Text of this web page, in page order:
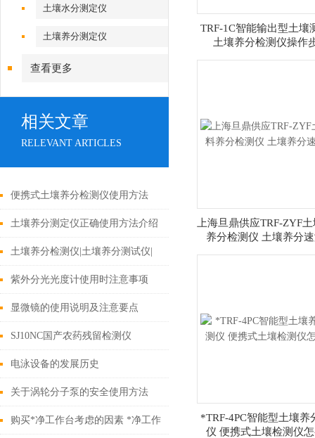
土壤水分测定仪
土壤养分测定仪
查看更多
相关文章
RELEVANT ARTICLES
便携式土壤养分检测仪使用方法
土壤养分测定仪正确使用方法介绍
土壤养分检测仪|土壤养分测试仪|
测土配方施肥仪|土肥测试仪|报价
上海021-61640167
紫外分光光度计使用时注意事项
显微镜的使用说明及注意要点
SJ10NC国产农药残留检测仪
电泳设备的发展历史
关于涡轮分子泵的安全使用方法
购买*净工作台考虑的因素 *净工作
TRF-1C智能输出型土壤
土壤养分检测仪操作
上海旦鼎供应TRF-ZYF
养分检测仪 土壤养分
*TRF-4PC智能型土壤养
仪 便携式土壤检测仪